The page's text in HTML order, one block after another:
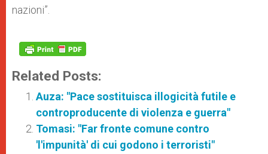
nazioni”.
Related Posts:
Auza: "Pace sostituisca illogicità futile e
controproducente di violenza e guerra"
Tomasi: "Far fronte comune contro
'l'impunità' di cui godono i terroristi"